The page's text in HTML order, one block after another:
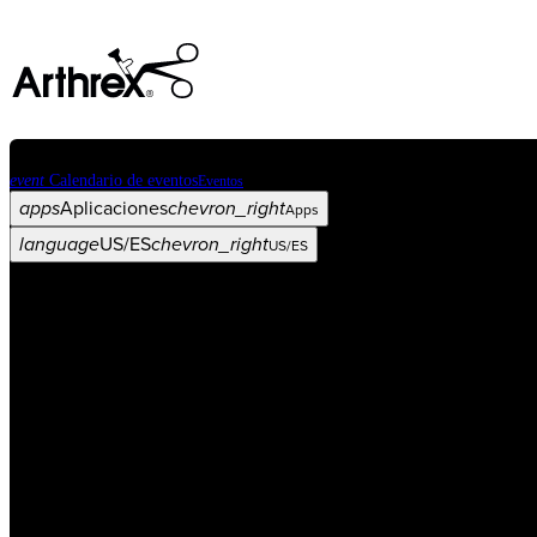
event Calendario de eventosEventos
appsAplicacioneschevron_rightApps
languageUS/ESchevron_rightUS/ES